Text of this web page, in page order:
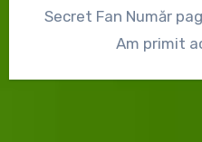
Secret Fan Număr
Am primit